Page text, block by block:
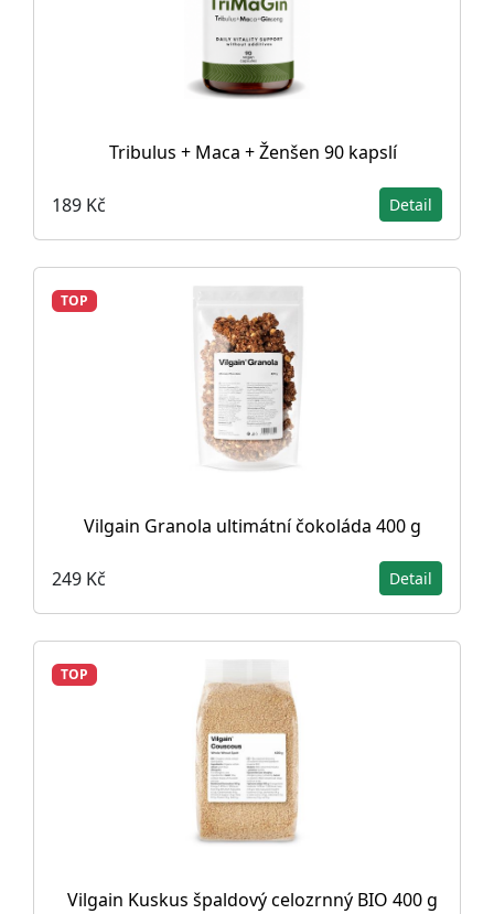
Tribulus + Maca + Ženšen 90 kapslí
189 Kč Detail
TOP
Vilgain Granola ultimátní čokoláda 400 g
249 Kč Detail
TOP
Vilgain Kuskus špaldový celozrnný BIO 400 g